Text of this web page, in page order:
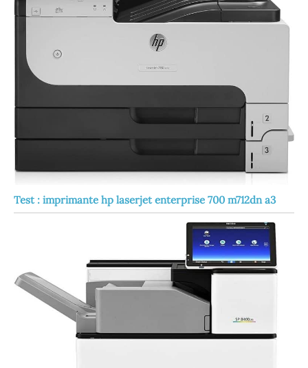
Test : imprimante hp laserjet enterprise 700 m712dn a3